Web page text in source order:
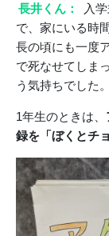
長井くん：
入
で、家にいる時
長の頃にも一度
で死なせてしま
う気持ちでした。
1年生のときは、
録を「ぼくとチ